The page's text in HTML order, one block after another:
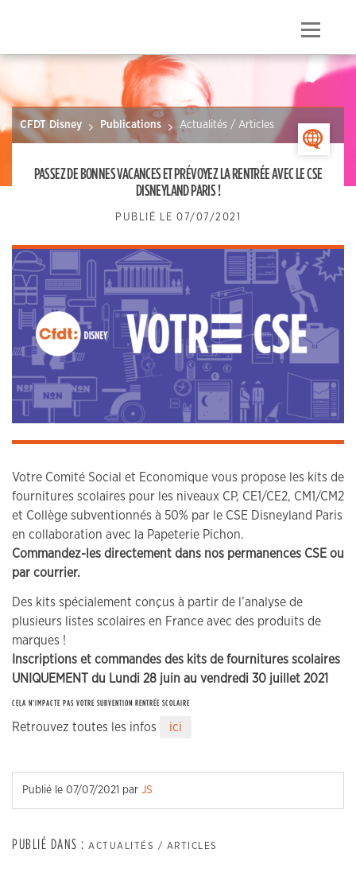
Menu
CFDT Disney Publications Actualités / Articles
PASSEZ DE BONNES VACANCES ET PRÉVOYEZ LA RENTRÉE AVEC LE CSE
DISNEYLAND PARIS !
PUBLIÉ LE 07/07/2021
Votre Comité Social et Economique vous propose les kits de
fournitures scolaires pour les niveaux CP, CE1/CE2, CM1/CM2
et Collège subventionnés à 50% par le CSE Disneyland Paris
en collaboration avec la Papeterie Pichon.
Commandez-les directement dans nos permanences CSE ou
par courrier.
Des kits spécialement conçus à partir de l’analyse de
plusieurs listes scolaires en France avec des produits de
marques !
Inscriptions et commandes des kits de fournitures scolaires
UNIQUEMENT du Lundi 28 juin au vendredi 30 juillet 2021
CELA N’IMPACTE PAS VOTRE SUBVENTION RENTRÉE SCOLAIRE
Retrouvez toutes les infos ici
Publié le 07/07/2021 par JS
PUBLIÉ DANS : ACTUALITÉS / ARTICLES